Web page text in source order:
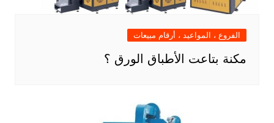
الفروع ، المواعيد ، أرقام مبيعات
مكنة بتاعت الأطباق الورق ؟